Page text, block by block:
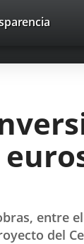
Link
external
Link
external
Search
entre
del